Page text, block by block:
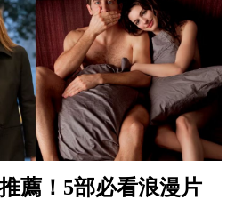
薦！5部必看浪漫片